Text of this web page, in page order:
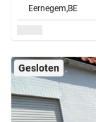
Eernegem,BE
Gesloten